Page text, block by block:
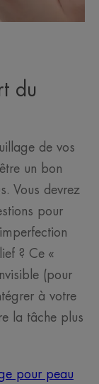
du
de vos
un bon
Vous devrez
pour
? Ce «
(pour
à votre
la tâche plus
pour peau